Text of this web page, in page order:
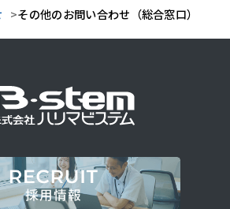
その他のお問い合わせ（総合窓口）